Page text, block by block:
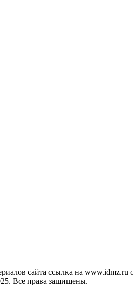
сайта ссылка на www.idmz.ru
Все права защищены.